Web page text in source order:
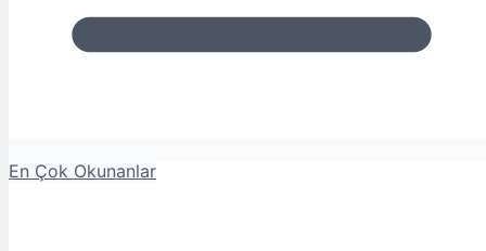
En Çok Okunanlar